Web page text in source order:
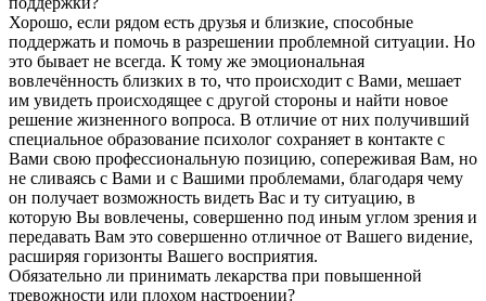
Хорошо, если рядом есть друзья и близкие, способные
поддержать и помочь в разрешении проблемной ситуации. Но
это бывает не всегда. К тому же эмоциональная
вовлечённость близких в то, что происходит с Вами, мешает
им увидеть происходящее с другой стороны и найти новое
решение жизненного вопроса. В отличие от них получивший
специальное образование психолог сохраняет в контакте с
Вами свою профессиональную позицию, сопереживая Вам, но
не сливаясь с Вами и с Вашими проблемами, благодаря чему
он получает возможность видеть Вас и ту ситуацию, в
которую Вы вовлечены, совершенно под иным углом зрения и
передавать Вам это совершенно отличное от Вашего видение,
расширяя горизонты Вашего восприятия.
Обязательно ли принимать лекарства при повышенной
тревожности или плохом настроении?